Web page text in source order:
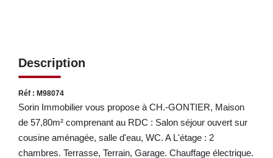
Description
Réf : M98074
Sorin Immobilier vous propose à CH.-GONTIER, Maison
de 57,80m² comprenant au RDC : Salon séjour ouvert sur
cousine aménagée, salle d'eau, WC. A L'étage : 2
chambres. Terrasse, Terrain, Garage. Chauffage électrique.